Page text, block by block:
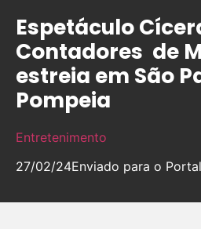
Espetáculo
Contadores de
estreia em São
Pompeia
Entretenimento
27/02/24Enviado para o